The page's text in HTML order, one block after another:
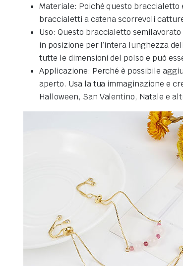
Materiale: Poiché questo braccialetto
braccialetti a catena scorrevoli
Uso: Questo braccialetto
in posizione per l’intera lunghezza
tutte le dimensioni del polso e può
Applicazione: Perché è possibile
aperto. Usa la tua immaginazione e
Halloween, San Valentino, Natale e